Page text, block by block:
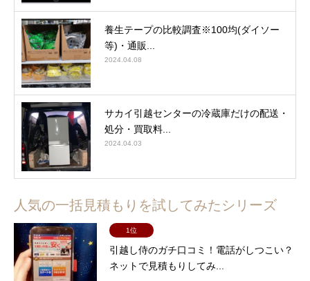
養生テープの比較調査※100均(ダイソー
等)・通販...
2024.04.08
サカイ引越センターの冷蔵庫だけの配送・
処分・買取料...
2024.04.03
人気の一括見積もりを試してみたシリーズ
1位
引越し侍のガチ口コミ！電話がしつこい？
ネットで見積もりしてみ...